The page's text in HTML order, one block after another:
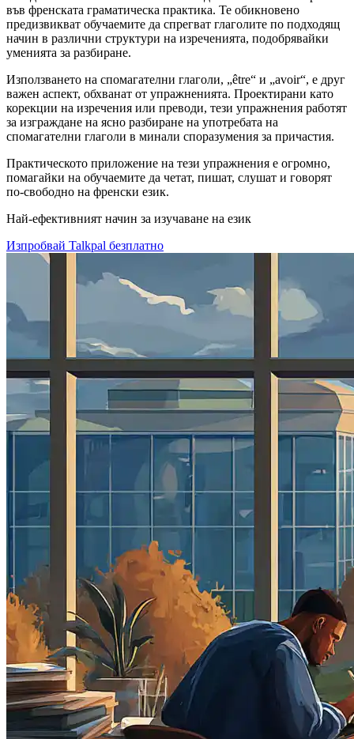
във френската граматическа практика. Те обикновено
предизвикват обучаемите да спрегват глаголите по подходящ
начин в различни структури на изреченията, подобрявайки
уменията за разбиране.
Използването на спомагателни глаголи, „être“ и „avoir“, е друг
важен аспект, обхванат от упражненията. Проектирани като
корекции на изречения или преводи, тези упражнения работят
за изграждане на ясно разбиране на употребата на
спомагателни глаголи в минали споразумения за причастия.
Практическото приложение на тези упражнения е огромно,
помагайки на обучаемите да четат, пишат, слушат и говорят
по-свободно на френски език.
Най-ефективният начин за изучаване на език
Изпробвай Talkpal безплатно